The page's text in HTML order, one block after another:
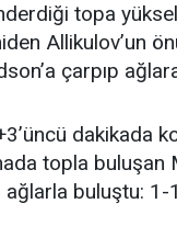
topa
Allikulov’un
çarpıp
dakikada
topla buluşan
buluştu: 1-1